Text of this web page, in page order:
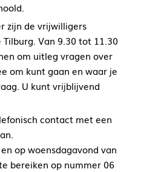
zijn de vrijwilligers
Van 9.30 tot 11.30
om uitleg vragen over
om kunt gaan en waar je
U kunt vrijblijvend
contact met een
op woensdagavond van
bereiken op nummer 06